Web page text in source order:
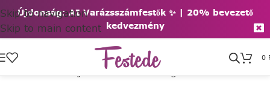
Újdonság: AI Varázsszámfestők ✨ | 20% bevezető
kedvezmény
Skip to navigation
Skip to main content
0